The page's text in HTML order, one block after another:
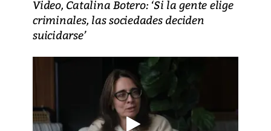
Video, Catalina Botero: ‘Si la gente elige
criminales, las sociedades deciden
suicidarse’